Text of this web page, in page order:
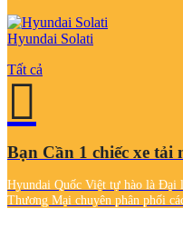
Hyundai Solati
Tất cả
Bạn Cần 1 chiếc xe tải
Hyundai Quốc Việt tự hào là Đại
Thương Mại chuyên phân phối